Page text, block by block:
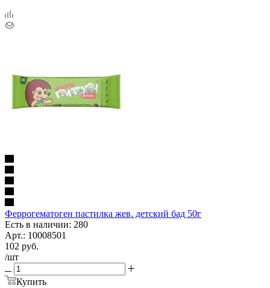
Феррогематоген пастилка жев. детский бад 50г
Есть в наличии: 280
Арт.: 10008501
102 руб.
/шт
Купить